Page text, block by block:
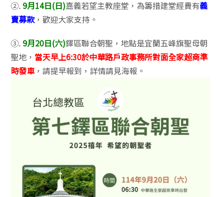
②.9月14日(日)嘉義若望主教座堂，為籌措建堂經費有義
賣募款，歡迎大家支持。
③.9月20日(六)鐸區聯合朝聖，地點是宜蘭五峰旗聖母朝
聖地， 當天早上6:30於中華路戶政事務所對面全家超商準
時發車，請提早報到，詳情請見海報。